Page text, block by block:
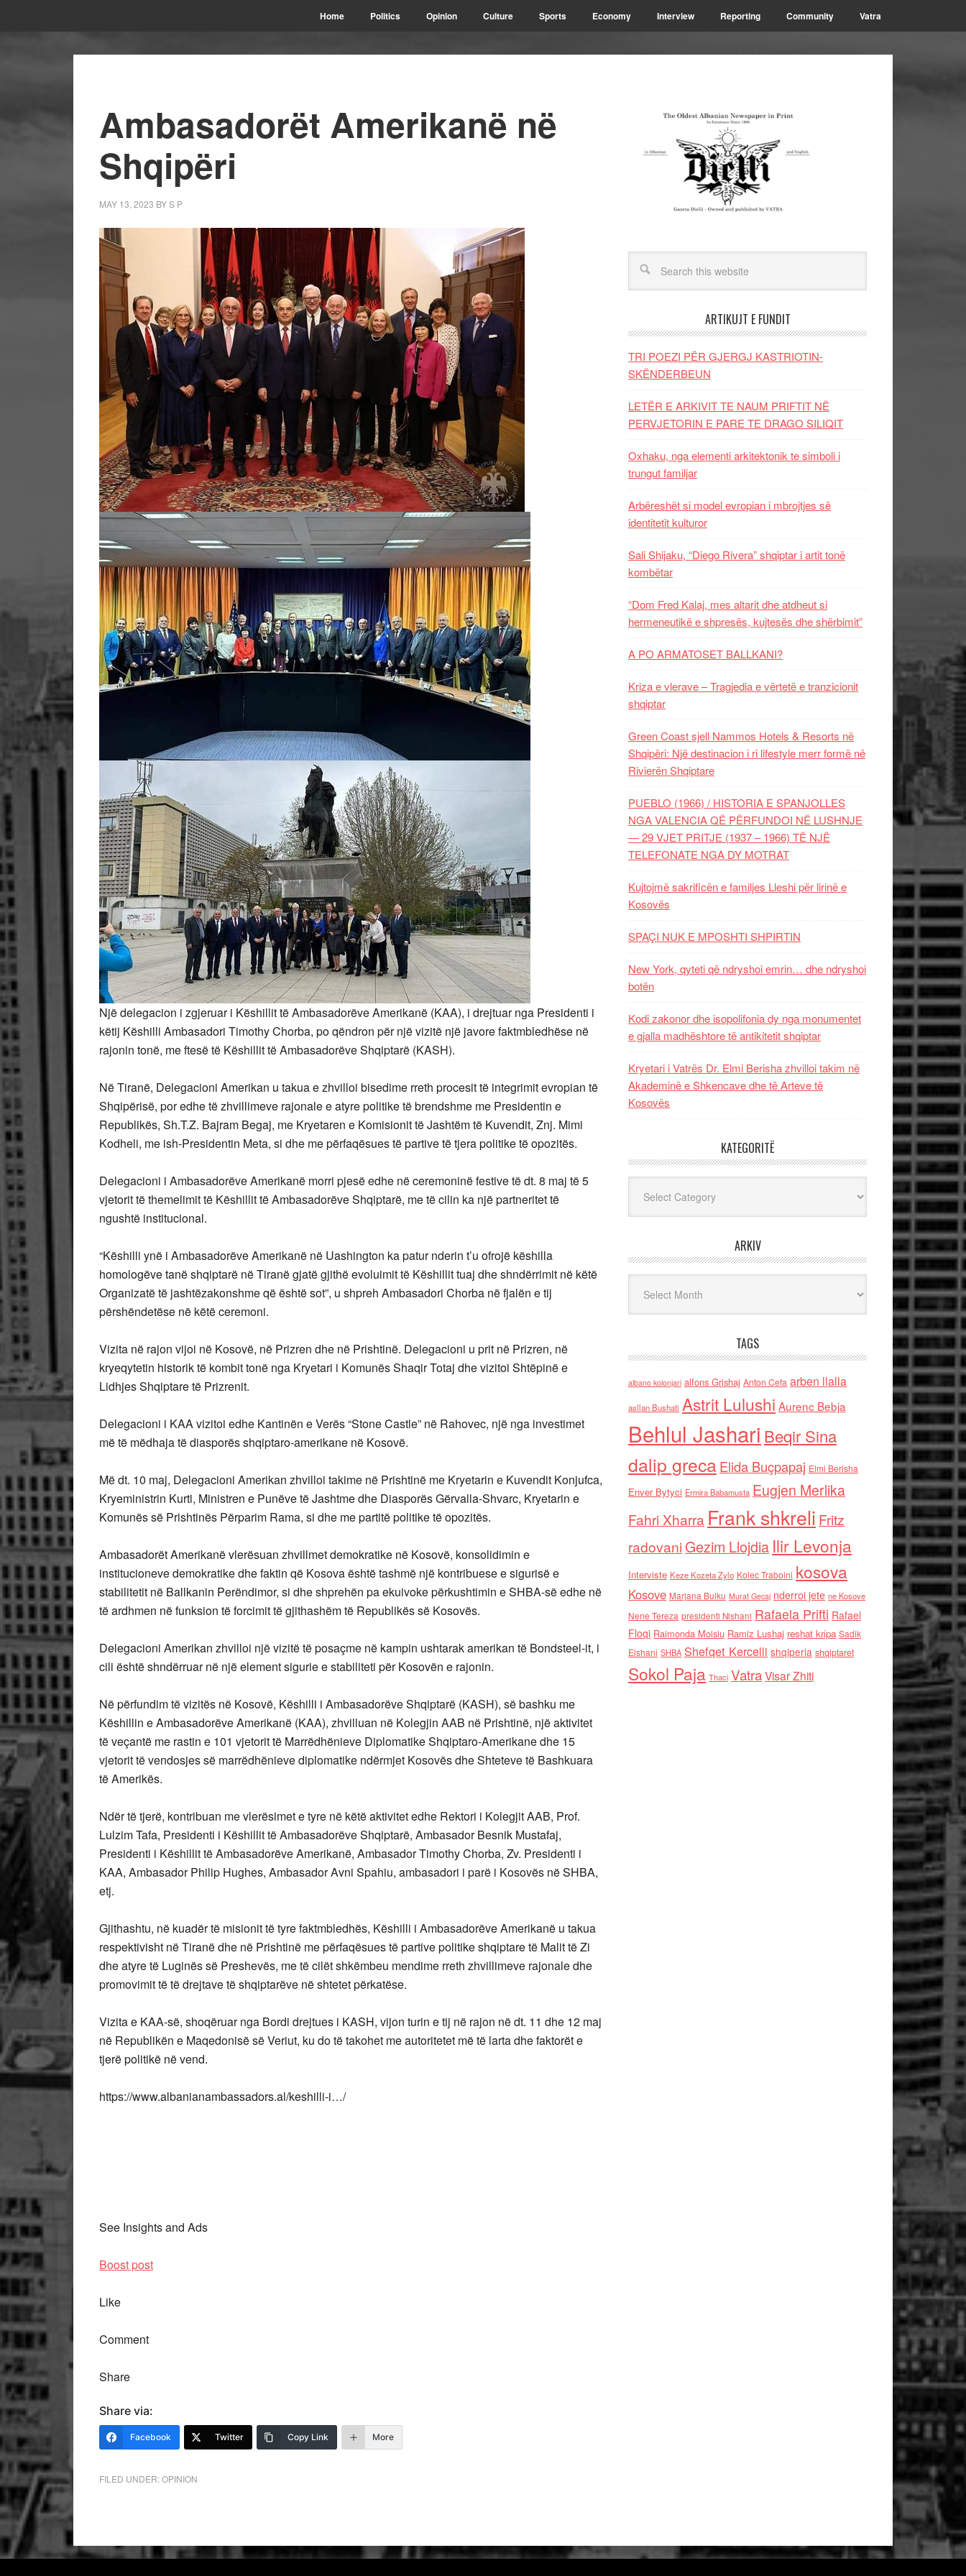
Home Politics Opinion Culture Sports Economy Interview Reporting Community Vatra
Ambasadorët Amerikanë në
Shqipëri
MAY 13, 2023 BYS P
Një delegacion i zgjeruar i Këshillit të Ambasadorëve Amerikanë (KAA), i drejtuar nga Presidenti i
këtij Këshilli Ambasadori Timothy Chorba, po qëndron për një vizitë një javore faktmbledhëse në
rajonin tonë, me ftesë të Këshillit të Ambasadorëve Shqiptarë (KASH).
Në Tiranë, Delegacioni Amerikan u takua e zhvilloi bisedime rreth procesit të integrimit evropian të
Shqipërisë, por edhe të zhvillimeve rajonale e atyre politike të brendshme me Presidentin e
Republikës, Sh.T.Z. Bajram Begaj, me Kryetaren e Komisionit të Jashtëm të Kuvendit, Znj. Mimi
Kodheli, me ish-Presidentin Meta, si dhe me përfaqësues të partive të tjera politike të opozitës.
Delegacioni i Ambasadorëve Amerikanë morri pjesë edhe në ceremoninë festive të dt. 8 maj të 5
vjetorit të themelimit të Këshillit të Ambasadorëve Shqiptarë, me të cilin ka një partneritet të
ngushtë institucional.
“Këshilli ynë i Ambasadorëve Amerikanë në Uashington ka patur nderin t’u ofrojë këshilla
homologëve tanë shqiptarë në Tiranë gjatë gjithë evoluimit të Këshillit tuaj dhe shndërrimit në këtë
Organizatë të jashtëzakonshme që është sot”, u shpreh Ambasadori Chorba në fjalën e tij
përshëndetëse në këtë ceremoni.
Vizita në rajon vijoi në Kosovë, në Prizren dhe në Prishtinë. Delegacioni u prit në Prizren, në
kryeqytetin historik të kombit tonë nga Kryetari i Komunës Shaqir Totaj dhe vizitoi Shtëpinë e
Lidhjes Shqiptare të Prizrenit.
Delegacioni i KAA vizitoi edhe Kantinën e Verës “Stone Castle” në Rahovec, një nga investimet
më të mëdhaja të diasporës shqiptaro-amerikane në Kosovë.
Më dt. 10 maj, Delegacioni Amerikan zhvilloi takime në Prishtinë me Kryetarin e Kuvendit Konjufca,
Kryeministrin Kurti, Ministren e Punëve të Jashtme dhe Diasporës Gërvalla-Shvarc, Kryetarin e
Komunës së Prishtinës Përparim Rama, si dhe me partitë politike të opozitës.
Ambasadorët Amerikanë vlerësuan zhvillmet demokratike në Kosovë, konsolidimin e
institucioneve demokratike dhe faktin që Kosova është tashmë një kontribuese e sigurisë e
stabilitetit në Ballkanin Perëndimor, si dhe shprehën pa ekuivoke përkushtimin e SHBA-së edhe në
të ardhmen në funksion të forcimit të gjithashëm të Republikës së Kosovës.
Delegacioni Amerikan zhvilloi një vizitë të posaçme në kampin ushtarak amerikan të Bondsteel-it, i
cili është shndërruar në një element sigurie e stabiliteti për Kosovën e rajonin.
Në përfundim të vizitës në Kosovë, Këshilli i Ambasadorëve Shqiptarë (KASH), së bashku me
Këshillin e Ambasadorëve Amerikanë (KAA), zhvilluan në Kolegjin AAB në Prishtinë, një aktivitet
të veçantë me rastin e 101 vjetorit të Marrëdhënieve Diplomatike Shqiptaro-Amerikane dhe 15
vjetorit të vendosjes së marrëdhënieve diplomatike ndërmjet Kosovës dhe Shteteve të Bashkuara
të Amerikës.
Ndër të tjerë, kontribuan me vlerësimet e tyre në këtë aktivitet edhe Rektori i Kolegjit AAB, Prof.
Lulzim Tafa, Presidenti i Këshillit të Ambasadorëve Shqiptarë, Ambasador Besnik Mustafaj,
Presidenti i Këshillit të Ambasadorëve Amerikanë, Ambasador Timothy Chorba, Zv. Presidenti i
KAA, Ambasador Philip Hughes, Ambasador Avni Spahiu, ambasadori i parë i Kosovës në SHBA,
etj.
Gjithashtu, në kuadër të misionit të tyre faktmbledhës, Këshilli i Ambasadorëve Amerikanë u takua
respektivisht në Tiranë dhe në Prishtinë me përfaqësues të partive politike shqiptare të Malit të Zi
dhe atyre të Luginës së Preshevës, me të cilët shkëmbeu mendime rreth zhvillimeve rajonale dhe
promovimit të të drejtave të shqiptarëve në shtetet përkatëse.
Vizita e KAA-së, shoqëruar nga Bordi drejtues i KASH, vijon turin e tij në rajon në dt. 11 dhe 12 maj
në Republikën e Maqedonisë së Veriut, ku do të takohet me autoritetet më të larta dhe faktorët e
tjerë politikë në vend.
https://www.albanianambassadors.al/keshilli-i…/
See Insights and Ads
Boost post
Like
Comment
Share
Share via:
Facebook Twitter Copy Link More
FILED UNDER:OPINION
ARTIKUJT E FUNDIT
TRI POEZI PËR GJERGJ KASTRIOTIN-
SKËNDERBEUN
LETËR E ARKIVIT TE NAUM PRIFTIT NË
PERVJETORIN E PARE TE DRAGO SILIQIT
Oxhaku, nga elementi arkitektonik te simboli i
trungut familjar
Arbëreshët si model evropian i mbrojtjes së
identitetit kulturor
Sali Shijaku, “Diego Rivera” shqiptar i artit tonë
kombëtar
“Dom Fred Kalaj, mes altarit dhe atdheut si
hermeneutikë e shpresës, kujtesës dhe shërbimit”
A PO ARMATOSET BALLKANI?
Kriza e vlerave – Tragjedia e vërtetë e tranzicionit
shqiptar
Green Coast sjell Nammos Hotels & Resorts në
Shqipëri: Një destinacion i ri lifestyle merr formë në
Rivierën Shqiptare
PUEBLO (1966) / HISTORIA E SPANJOLLES
NGA VALENCIA QË PËRFUNDOI NË LUSHNJE
— 29 VJET PRITJE (1937 – 1966) TË NJË
TELEFONATE NGA DY MOTRAT
Kujtojmë sakrificën e familjes Lleshi për lirinë e
Kosovës
SPAÇI NUK E MPOSHTI SHPIRTIN
New York, qyteti që ndryshoi emrin… dhe ndryshoi
botën
Kodi zakonor dhe isopolifonia dy nga monumentet
e gjalla madhështore të antikitetit shqiptar
Kryetari i Vatrës Dr. Elmi Berisha zhvilloi takim në
Akademinë e Shkencave dhe të Arteve të
Kosovës
KATEGORITË
ARKIV
TAGS
albano kolonjari alfons Grishaj Anton Cefa arben llalla
asllan Bushati Astrit Lulushi Aurenc Bebja
Behlul Jashari Beqir Sina
dalip grecaElida Buçpapaj Elmi Berisha
Enver Bytyci Ermira Babamusta Eugjen Merlika
Fahri Xharra Frank shkreli Fritz
radovaniGezim Llojdia Ilir Levonja
Interviste Keze Kozeta Zylo Kolec Traboini kosova
Kosove Marjana Bulku Murat Gecaj nderroi jete ne Kosove
Nene Tereza presidenti Nishani Rafaela Prifti Rafael
Floqi Raimonda Moisiu Ramiz Lushaj reshat kripa Sadik
Elshani SHBA Shefqet Kercelli shqiperia shqiptaret
Sokol Paja Thaci VatraVisar Zhiti